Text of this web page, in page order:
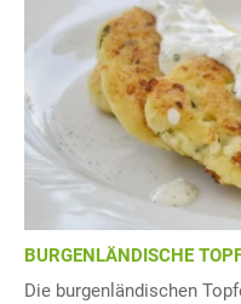
BURGENLÄNDISCHE
Die burgenländischen